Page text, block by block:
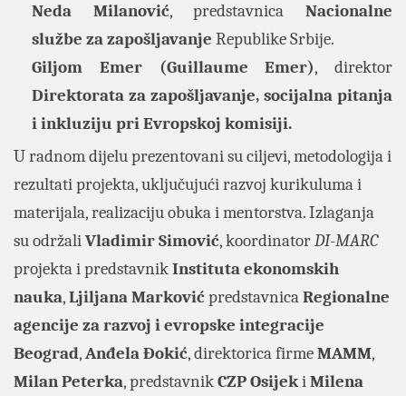
Neda Milanović, predstavnicaNacionalne
službe za zapošljavanje Republike Srbije.
Giljom Emer (Guillaume Emer), direktor
Direktorata za zapošljavanje, socijalna pitanja
i inkluziju pri Evropskoj komisiji.
U radnom dijelu prezentovani su ciljevi, metodologija i
rezultati projekta, uključujući razvoj kurikuluma i
materijala, realizaciju obuka i mentorstva. Izlaganja
su održaliVladimir Simović, koordinatorDI-MARC
projekta i predstavnikInstituta ekonomskih
nauka,Ljiljana MarkovićpredstavnicaRegionalne
agencije za razvoj i evropske integracije
Beograd,Anđela Đokić,direktorica firmeMAMM,
Milan Peterka, predstavnikCZP OsijekiMilena